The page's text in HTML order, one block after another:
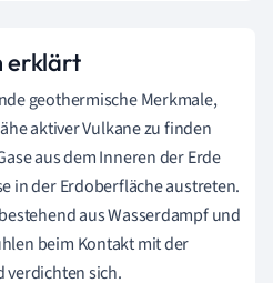
erklärt
geothermische Merkmale,
aktiver Vulkane zu finden
aus dem Inneren der Erde
in der Erdoberfläche austreten.
aus Wasserdampf und
beim Kontakt mit der
verdichten sich.